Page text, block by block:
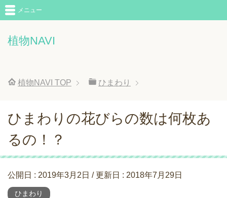
植物NAVI
メニュー
植物NAVI TOP ひまわり
ひまわりの花びらの数は何枚あ
るの！？
公開日 : 2019年3月2日 / 更新日 : 2018年7月29日
ひまわり